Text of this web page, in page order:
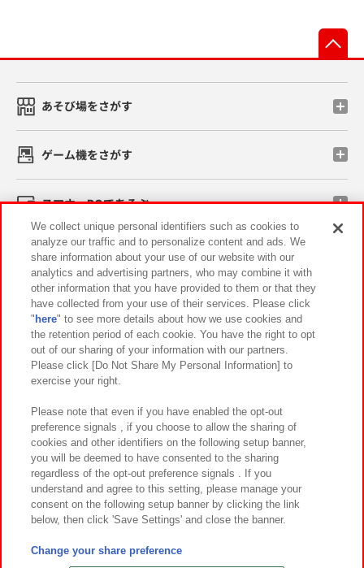
あそび場をさがす
ゲーム機をさがす
スマホ・PCであそぶ
イベント・キャンペーン
関連会社 サステナビリティ サイトポリシー
プライバシーポリシー ウェブアクセシビリティ方針と検証結果
お取引先さまとともに
カスタマーハラスメント対応方針 よくあるご質問・お問い合わせ
©Bandai Namco Amusement Inc.
©Bandai Namco Amusement Lab Inc.
We collect unique personal identifiers such as cookies to
analyze our traffic and to personalize content and ads. We
share information about your use of our website with our
analytics and advertising partners, who may combine it with
other information that you have provided to them or that they
have collected from your use of their services. Please click
" here" to see more details about how we use cookies and
the retention period of each cookie. You have the right to opt
out of our sharing of your information with our partners.
Please click [Do Not Share My Personal Information] to
exercise your right.
Please note that even if you have enabled the opt-out
preference signals , if you choose to allow the sharing of
cookies and other identifiers on the following setup banner,
you will be deemed to have consented to the sharing
regardless of the opt-out preference signals . If you
understand and agree to this setting, please manage your
consent on the following setup banner by clicking the link
below, then click 'Save Settings' and close the banner.
Change your share preference